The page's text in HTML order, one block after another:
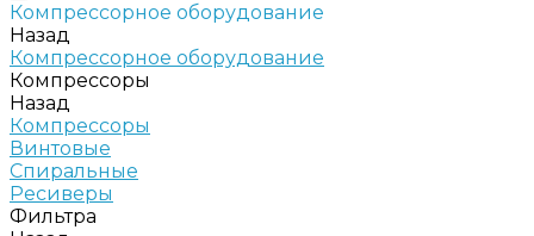
Компрессорное оборудование
Назад
Компрессорное оборудование
Компрессоры
Назад
Компрессоры
Винтовые
Спиральные
Ресиверы
Фильтра